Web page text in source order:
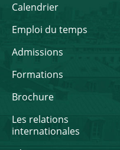
Calendrier
Emploi du temps
Admissions
Formations
Brochure
Les relations
internationales